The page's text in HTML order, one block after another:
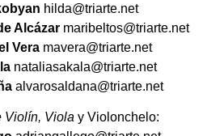
hilda@triarte.net
Alcázar maribeltos@triarte.net
Vera mavera@triarte.net
nataliasakala@triarte.net
alvarosaldana@triarte.net
Violín, Viola y Violonchelo: